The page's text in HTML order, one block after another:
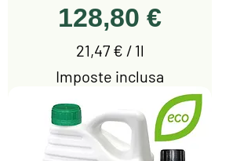
Prezzo
128,80 €
21,47 € / 1l
2
7
Imposte inclusa